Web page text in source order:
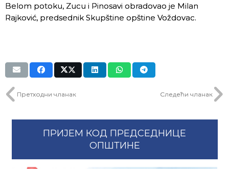
Belom potoku, Zucu i Pinosavi obradovao je Milan
Rajković, predsednik Skupštine opštine Voždovac.
Претходни чланак Следећи чланак
ПРИЈЕМ КОД ПРЕДСЕДНИЦЕ
ОПШТИНЕ